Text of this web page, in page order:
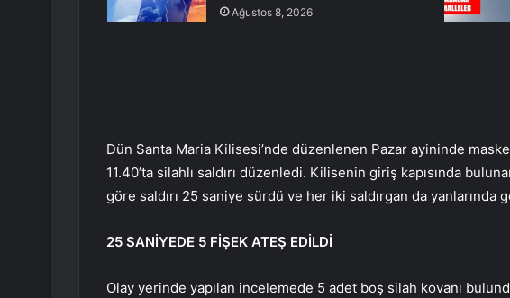
Ağustos 8, 2026
Dün Santa Maria Kilisesi’nde düzenlenen Pazar ayininde
11.40’ta silahlı saldırı düzenledi. Kilisenin giriş kapısında
göre saldırı 25 saniye sürdü ve her iki saldırgan da yanlarında
25 SANİYEDE 5 FİŞEK ATEŞ EDİLDİ
Olay yerinde yapılan incelemede 5 adet boş silah kovanı